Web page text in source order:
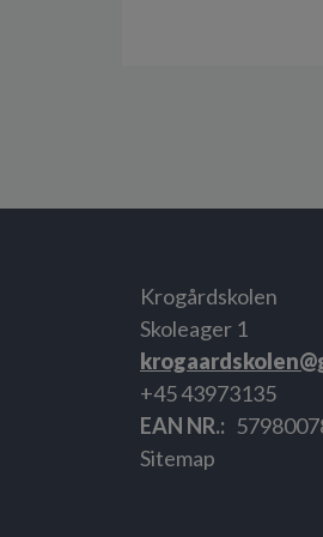
Krogårdskolen
Skoleager 1
+45 43973135
EAN NR.
Sitemap